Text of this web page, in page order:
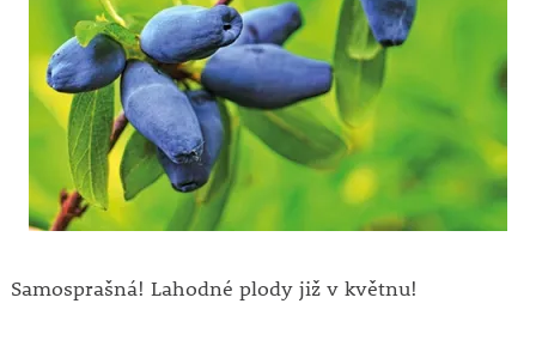
Samosprašná! Lahodné plody již v květnu!